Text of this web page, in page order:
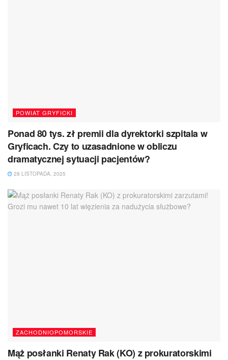
POWIAT GRYFICKI
Ponad 80 tys. zł premii dla dyrektorki szpitala w
Gryficach. Czy to uzasadnione w obliczu
dramatycznej sytuacji pacjentów?
28 LISTOPADA, 2025
ZACHODNIOPOMORSKIE
Mąż posłanki Renaty Rak (KO) z prokuratorskimi